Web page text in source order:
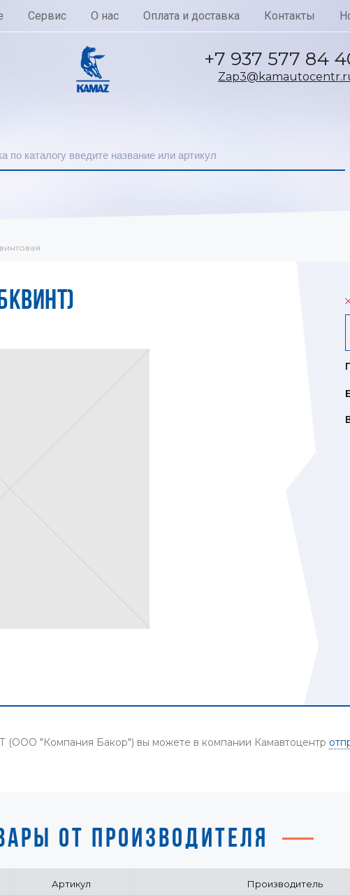
Сервис О нас Оплата и доставка Контакты
+7 937 577 84
(ООО "Компания Бакор") вы можете в компании Камавтоцентр
ОТ ПРОИЗВОДИТЕЛЯ
Артикул Производитель